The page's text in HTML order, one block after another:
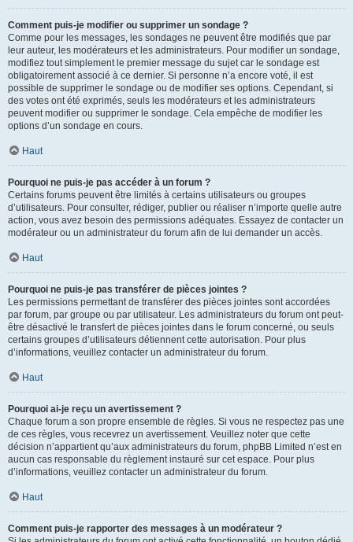
Comment puis-je modifier ou supprimer un sondage ?
Comme pour les messages, les sondages ne peuvent être modifiés que par
leur auteur, les modérateurs et les administrateurs. Pour modifier un sondage,
modifiez tout simplement le premier message du sujet car le sondage est
obligatoirement associé à ce dernier. Si personne n’a encore voté, il est
possible de supprimer le sondage ou de modifier ses options. Cependant, si
des votes ont été exprimés, seuls les modérateurs et les administrateurs
peuvent modifier ou supprimer le sondage. Cela empêche de modifier les
options d’un sondage en cours.
Haut
Pourquoi ne puis-je pas accéder à un forum ?
Certains forums peuvent être limités à certains utilisateurs ou groupes
d’utilisateurs. Pour consulter, rédiger, publier ou réaliser n’importe quelle autre
action, vous avez besoin des permissions adéquates. Essayez de contacter un
modérateur ou un administrateur du forum afin de lui demander un accès.
Haut
Pourquoi ne puis-je pas transférer de pièces jointes ?
Les permissions permettant de transférer des pièces jointes sont accordées
par forum, par groupe ou par utilisateur. Les administrateurs du forum ont peut-
être désactivé le transfert de pièces jointes dans le forum concerné, ou seuls
certains groupes d’utilisateurs détiennent cette autorisation. Pour plus
d’informations, veuillez contacter un administrateur du forum.
Haut
Pourquoi ai-je reçu un avertissement ?
Chaque forum a son propre ensemble de règles. Si vous ne respectez pas une
de ces règles, vous recevrez un avertissement. Veuillez noter que cette
décision n’appartient qu’aux administrateurs du forum, phpBB Limited n’est en
aucun cas responsable du règlement instauré sur cet espace. Pour plus
d’informations, veuillez contacter un administrateur du forum.
Haut
Comment puis-je rapporter des messages à un modérateur ?